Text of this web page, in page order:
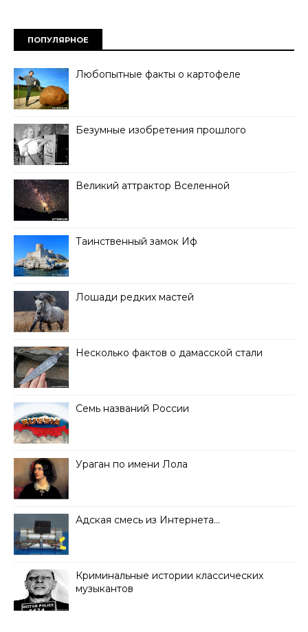
ПОПУЛЯРНОЕ
Любопытные факты о картофеле
Безумные изобретения прошлого
Великий аттрактор Вселенной
Таинственный замок Иф
Лошади редких мастей
Несколько фактов о дамасской стали
Семь названий России
Ураган по имени Лола
Адская смесь из Интернета…
Криминальные истории классических
музыкантов